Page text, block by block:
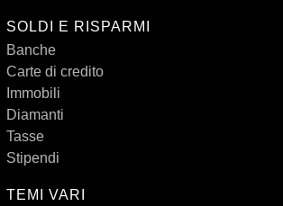
SOLDI E RISPARMI
Banche
Carte di credito
Immobili
Diamanti
Tasse
Stipendi
TEMI VARI